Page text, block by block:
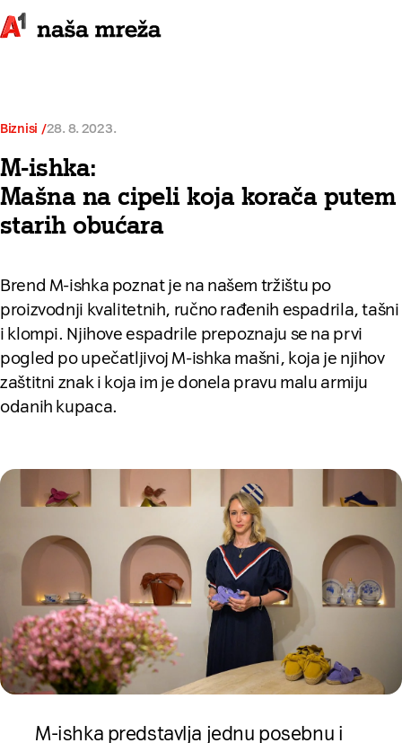
Biznisi 28. 8. 2023.
M-ishka:
Mašna na cipeli koja korača putem
starih obućara
Brend M-ishka poznat je na našem tržištu po
proizvodnji kvalitetnih, ručno rađenih espadrila, tašni
i klompi. Njihove espadrile prepoznaju se na prvi
pogled po upečatljivoj M-ishka mašni, koja je njihov
zaštitni znak i koja im je donela pravu malu armiju
odanih kupaca.
M-ishka predstavlja jednu posebnu i